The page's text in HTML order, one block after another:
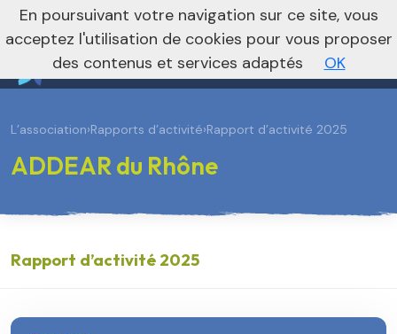
Vers le site national
L’association›Rapports d’activité›Rapport d’activité 2025
ADDEAR du Rhône
Rapport d’activité 2025
En poursuivant votre navigation sur ce site, vous
acceptez l'utilisation de cookies pour vous proposer
des contenus et services adaptés
OK